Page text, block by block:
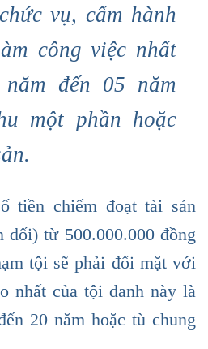
vụ, cấm hành
công việc nhất
đến 05 năm
một phần hoặc
tiền chiếm đoạt tài sản
dối) từ 500.000.000 đồng
tội sẽ phải đối mặt với
nhất của tội danh này là
20 năm hoặc tù chung